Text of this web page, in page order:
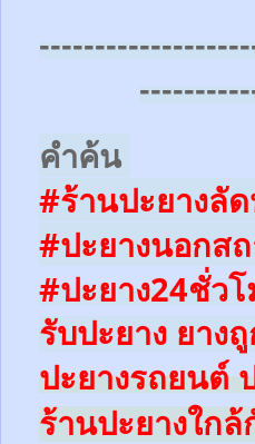
คำค้น
#ร้านปะยางลั
#ปะยางนอกส
#ปะยาง24ชั่วโ
รับปะยาง ยาง
ปะยางรถยนต์
ร้านปะยางใกล้